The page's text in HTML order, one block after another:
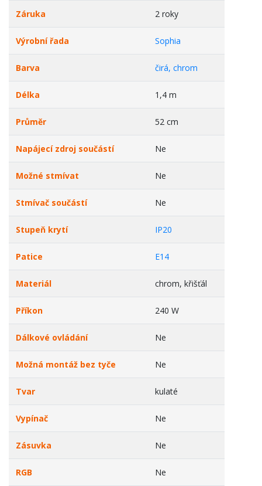
Záruka 2 roky
Výrobní řada Sophia
Barva čirá, chrom
Délka 1,4 m
Průměr 52 cm
Napájecí zdroj součástí Ne
Možné stmívat Ne
Stmívač součástí Ne
Stupeň krytí IP20
Patice E14
Materiál chrom, křišťál
Příkon 240 W
Dálkové ovládání Ne
Možná montáž bez tyče Ne
Tvar kulaté
Vypínač Ne
Zásuvka Ne
RGB Ne